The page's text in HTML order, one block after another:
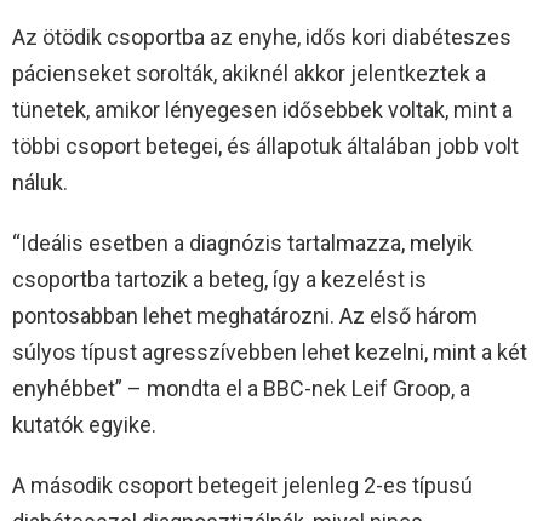
Az ötödik csoportba az enyhe, idős kori diabéteszes
pácienseket sorolták, akiknél akkor jelentkeztek a
tünetek, amikor lényegesen idősebbek voltak, mint a
többi csoport betegei, és állapotuk általában jobb volt
náluk.
“Ideális esetben a diagnózis tartalmazza, melyik
csoportba tartozik a beteg, így a kezelést is
pontosabban lehet meghatározni. Az első három
súlyos típust agresszívebben lehet kezelni, mint a két
enyhébbet” – mondta el a BBC-nek Leif Groop, a
kutatók egyike.
A második csoport betegeit jelenleg 2-es típusú